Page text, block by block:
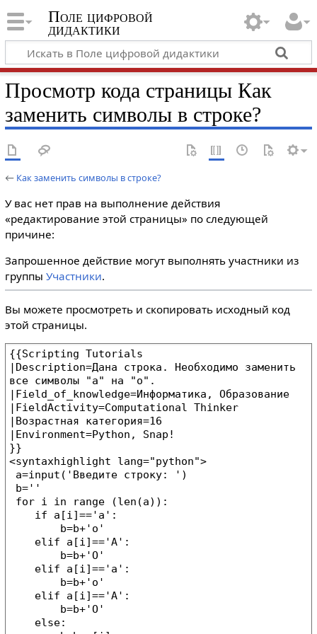
Поле цифровой
дидактики
Просмотр кода страницы Как
заменить символы в строке?
← Как заменить символы в строке?
У вас нет прав на выполнение действия
«редактирование этой страницы» по следующей
причине:
Запрошенное действие могут выполнять участники из
группы Участники.
Вы можете просмотреть и скопировать исходный код
этой страницы.